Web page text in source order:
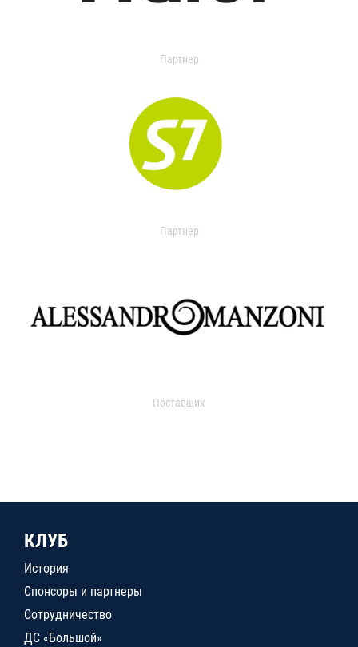
Партнер
Партнер
Поставщик
КЛУБ
История
Спонсоры и партнеры
Сотрудничество
ДС «Большой»